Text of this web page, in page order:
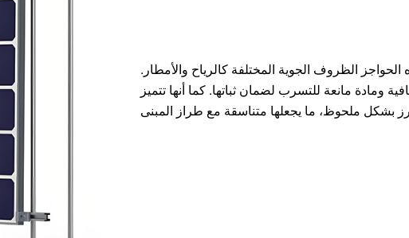
الظروف الجوية المختلفة كالرياح والأمطار.
ومادة مانعة للتسرب لضمان ثباتها. كما أنها تتميز